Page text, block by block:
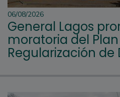
06/08/2026
General Lagos
moratoria del
Regularización de